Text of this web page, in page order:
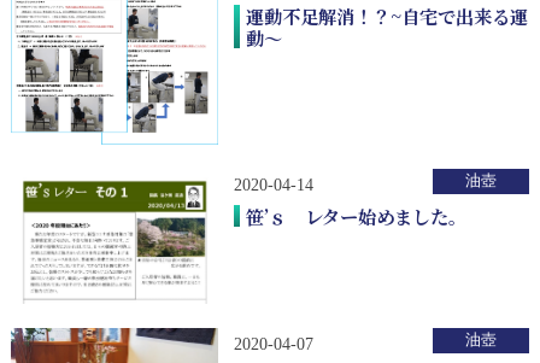
運動不足解消！？~自宅で出来る運
動～
2020-04-14
笹’ｓ レター始めました。
油壺
2020-04-07 油壺